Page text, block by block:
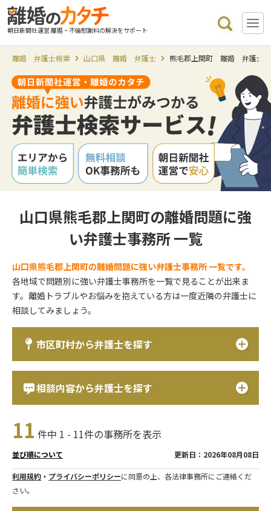
朝日新聞社運営 離婚・不倫慰謝料の解決をサポート
離婚 弁護士検索 山口県 離婚 弁護士 熊毛郡上関町 離婚 弁護士
山口県熊毛郡上関町の離婚問題に強
い弁護士事務所 一覧
山口県熊毛郡上関町の離婚問題に強い弁護士事務所 一覧です。
各地域で問題別に強い弁護士事務所を一覧で見ることが出来ま
す。離婚トラブルやお悩みを抱えている方は一度近隣の弁護士に
相談してみましょう。
市区町村から弁護士を探す
相談内容から弁護士を探す
11 件中 1 - 11件の事務所を表示
並び順について 更新日：2026年08月08日
利用規約 ・ プライバシーポリシーに同意の上、各法律事務所にご連絡くだ
さい。